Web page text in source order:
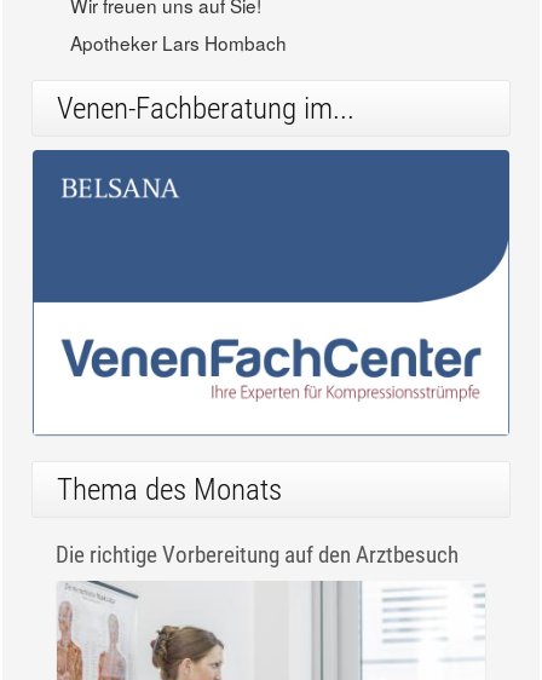
Apotheker Lars Hombach
Venen-Fachberatung im...
Thema des Monats
Die richtige Vorbereitung auf den Arztbesuch